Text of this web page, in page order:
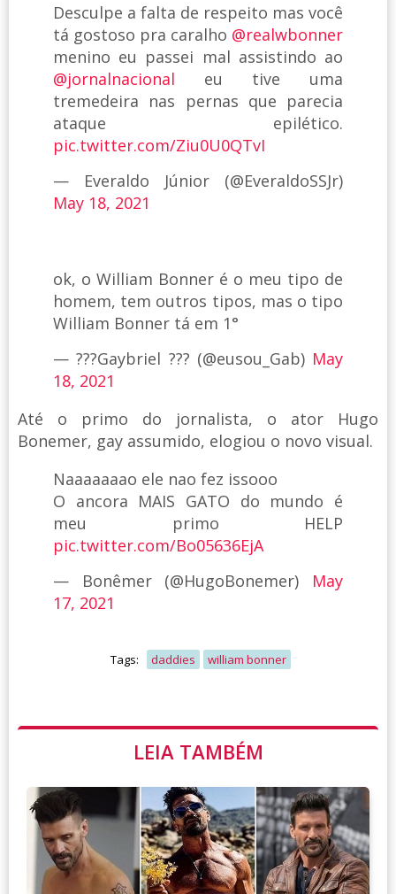
Desculpe a falta de respeito mas você
tá gostoso pra caralho @realwbonner
menino eu passei mal assistindo ao
@jornalnacional eu tive uma
tremedeira nas pernas que parecia
ataque epilético.
pic.twitter.com/Ziu0U0QTvI
— Everaldo Júnior (@EveraldoSSJr)
May 18, 2021
ok, o William Bonner é o meu tipo de
homem, tem outros tipos, mas o tipo
William Bonner tá em 1°
— ??‍?Gaybriel ??‍? (@eusou_Gab) May
18, 2021
Até o primo do jornalista, o ator Hugo
Bonemer, gay assumido, elogiou o novo visual.
Naaaaaaao ele nao fez issooo
O ancora MAIS GATO do mundo é
meu primo HELP
pic.twitter.com/Bo05636EjA
— Bonêmer (@HugoBonemer) May
17, 2021
Tags: daddies william bonner
LEIA TAMBÉM